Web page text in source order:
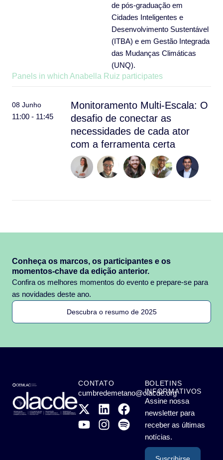
de pós-graduação em
Cidades Inteligentes e
Desenvolvimento Sustentável
(ITBA) e em Gestão Integrada
das Mudanças Climáticas
(UNQ).
Panels in which Anabella Ruiz participates
08 Junho
11:00 - 11:45
Monitoramento Multi-Escala: O
desafio de conectar as
necessidades de cada ator
com a ferramenta certa
Conheça os marcos, os participantes e os
momentos-chave da edição anterior.
Confira os melhores momentos do evento e prepare-se para
as novidades deste ano.
Descubra o resumo de 2025
CONTATO
cumbredemetano@olacde.org
BOLETINS
INFORMATIVOS
Assine nossa
newsletter para
receber as últimas
notícias.